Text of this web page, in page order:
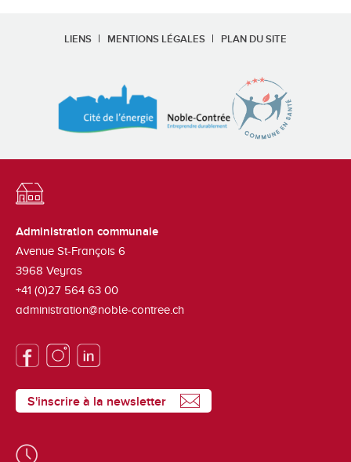
LIENS MENTIONS LÉGALES PLAN DU SITE
Administration communale
Avenue St-François 6
3968 Veyras
+41 (0)27 564 63 00
administration@noble-contree.ch
S'inscrire à la newsletter